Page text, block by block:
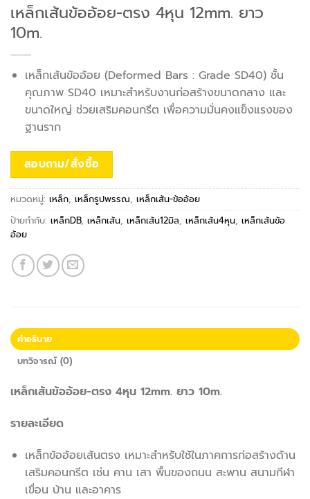
เหล็กเส้นข้ออ้อย-ตรง 4หุน 12mm. ยาว
10m.
เหล็กเส้นข้ออ้อย (Deformed Bars : Grade SD40) ชั้น
คุณภาพ SD40 เหมาะสำหรับงานก่อสร้างขนาดกลาง และ
ขนาดใหญ่ ช่วยเสริมคอนกรีต เพื่อความมั่นคงแข็งแรงของ
ฐานราก
สอบถาม/สั่งซื้อ
หมวดหมู่: เหล็ก, เหล็กรูปพรรณ, เหล็กเส้น-ข้ออ้อย
ป้ายกำกับ: เหล็กDB, เหล็กเส้น, เหล็กเส้น12มิล, เหล็กเส้น4หุน, เหล็กเส้นข้อ
อ้อย
คำอธิบาย
บทวิจารณ์ (0)
เหล็กเส้นข้ออ้อย-ตรง 4หุน 12mm. ยาว 10m.
รายละเอียด
เหล็กข้ออ้อยเส้นตรง เหมาะสำหรับใช้ในภาคการก่อสร้างด้าน
เสริมคอนกรีต เช่น คาน เสา พื้นของถนน สะพาน สนามกีฬา
เขื่อน บ้าน และอาคาร